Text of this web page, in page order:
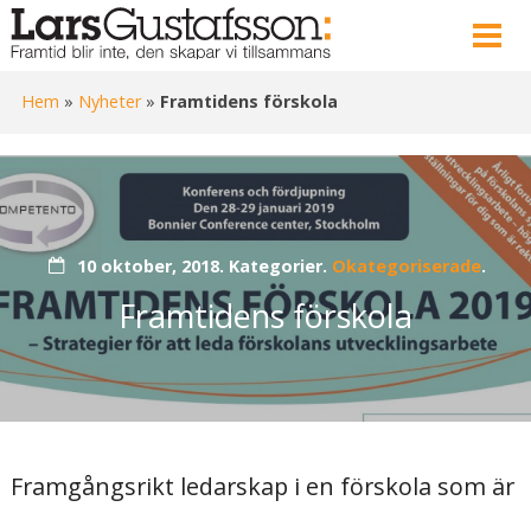
Hem » Nyheter» Framtidens förskola
10 oktober, 2018. Kategorier. Okategoriserade.
Framtidens förskola
Framgångsrikt ledarskap i en förskola som är